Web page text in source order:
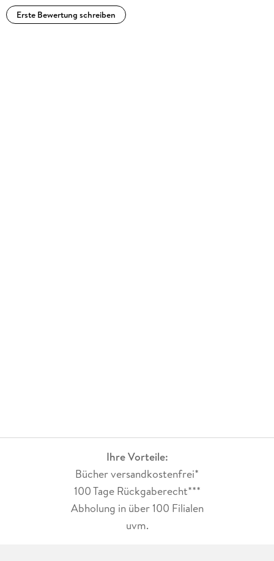
Erste Bewertung schreiben
Ihre Vorteile:
Bücher versandkostenfrei*
100 Tage Rückgaberecht***
Abholung in über 100 Filialen
uvm.